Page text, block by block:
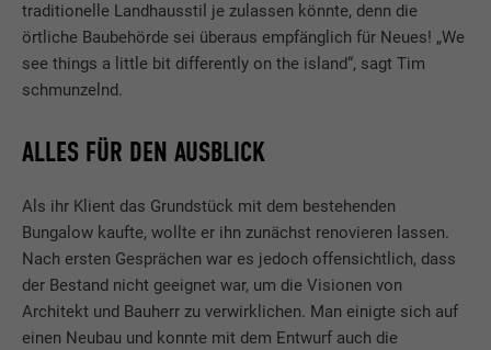
traditionelle Landhausstil je zulassen könnte, denn die
örtliche Baubehörde sei überaus empfänglich für Neues! „We
see things a little bit differently on the island“, sagt Tim
schmunzelnd.
ALLES FÜR DEN AUSBLICK
Als ihr Klient das Grundstück mit dem bestehenden
Bungalow kaufte, wollte er ihn zunächst renovieren lassen.
Nach ersten Gesprächen war es jedoch offensichtlich, dass
der Bestand nicht geeignet war, um die Visionen von
Architekt und Bauherr zu verwirklichen. Man einigte sich auf
einen Neubau und konnte mit dem Entwurf auch die